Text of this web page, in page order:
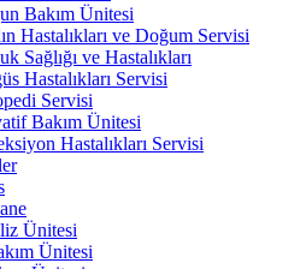
Bakım Ünitesi
Hastalıkları ve Doğum Servisi
Sağlığı ve Hastalıkları
Hastalıkları Servisi
Servisi
Bakım Ünitesi
Hastalıkları Servisi
Ünitesi
Ünitesi